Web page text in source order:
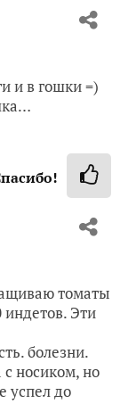
и в гошки =)
томаты
индетов. Эти
болезни.
носиком, но
успел до